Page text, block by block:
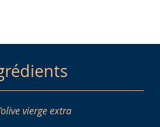
vierge extra